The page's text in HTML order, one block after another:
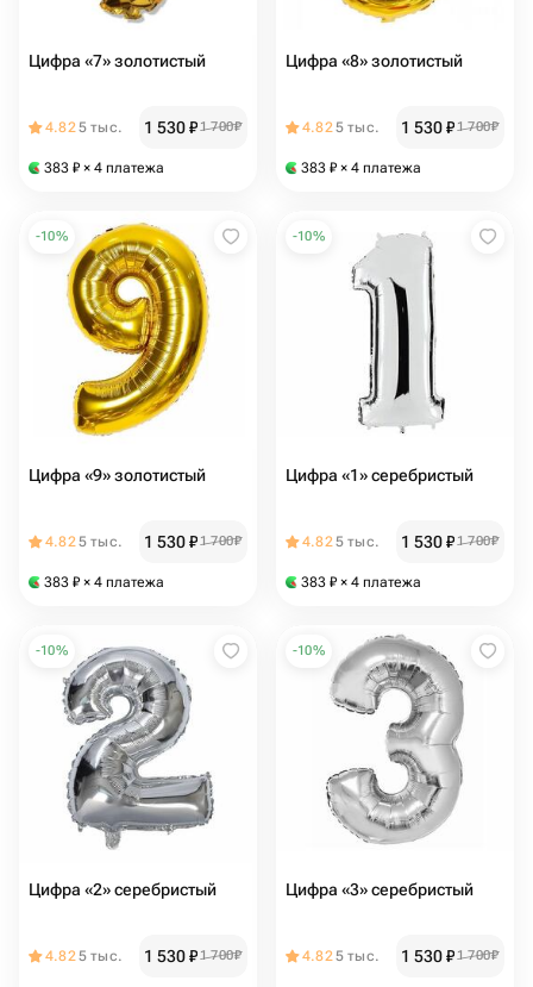
Цифра «7» золотистый
4.825 тыс. 1 530₽1 700₽
383 ₽ × 4 платежа
Цифра «8» золотистый
4.825 тыс. 1 530₽1 700₽
383 ₽ × 4 платежа
-10%
Цифра «9» золотистый
4.825 тыс. 1 530₽1 700₽
383 ₽ × 4 платежа
-10%
Цифра «1» серебристый
4.825 тыс. 1 530₽1 700₽
383 ₽ × 4 платежа
-10%
Цифра «2» серебристый
4.825 тыс. 1 530₽1 700₽
-10%
Цифра «3» серебристый
4.825 тыс. 1 530₽1 700₽